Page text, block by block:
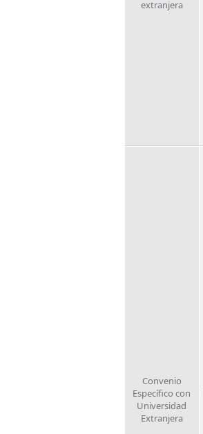
extranjera
Convenio
Específico con
Universidad
Extranjera